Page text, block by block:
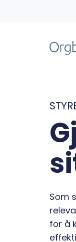
Som
for å